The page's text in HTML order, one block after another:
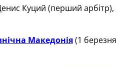
Куций (перший арбітр),
Македонія(1